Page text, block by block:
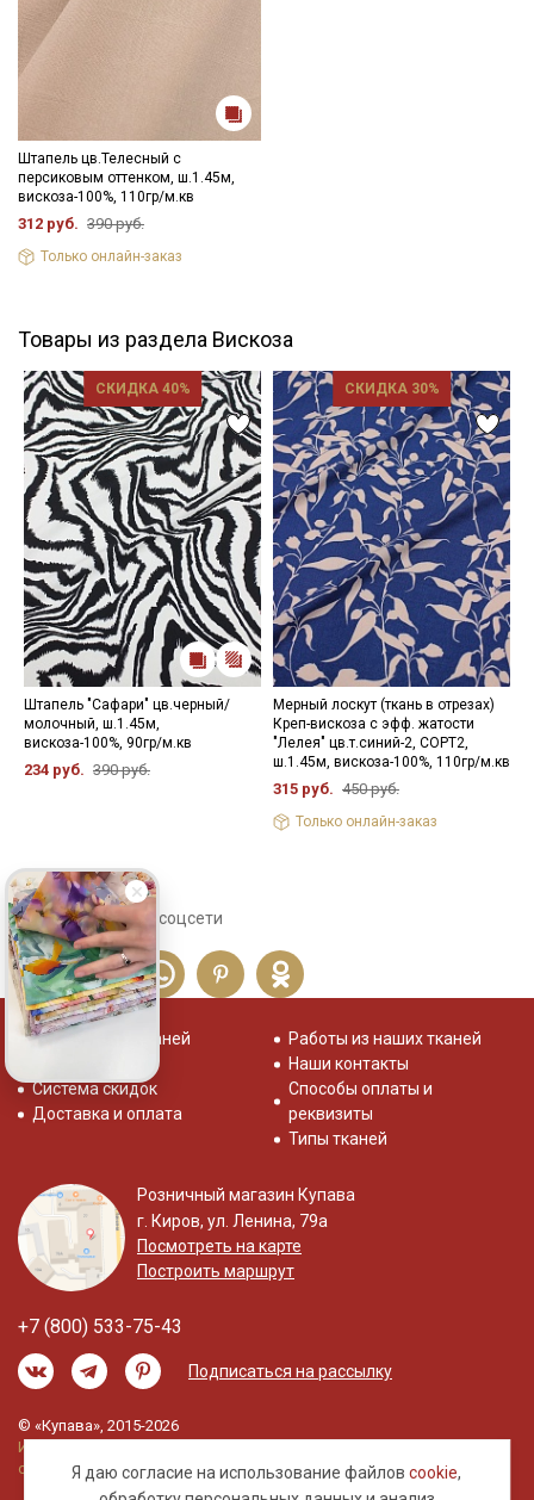
Штапель цв.Телесный с
персиковым оттенком, ш.1.45м,
вискоза-100%, 110гр/м.кв
312 руб. 390 руб.
Только онлайн-заказ
Товары из раздела Вискоза
СКИДКА 40%
Штапель "Сафари" цв.черный/
молочный, ш.1.45м,
вискоза-100%, 90гр/м.кв
234 руб. 390 руб.
СКИДКА 30%
Мерный лоскут (ткань в отрезах)
Креп-вискоза с эфф. жатости
"Лелея" цв.т.синий-2, СОРТ2,
ш.1.45м, вискоза-100%, 110гр/м.кв
315 руб. 450 руб.
Только онлайн-заказ
Сохраните себе в соцсети
Я даю согласие на использование файловcookie,
Распродажа тканей
Система скидок
Доставка и оплата
Работы из наших тканей
Наши контакты
Способы оплаты и
реквизиты
Типы тканей
Розничный магазин Купава
г. Киров, ул. Ленина, 79а
Посмотреть на карте
Построить маршрут
+7 (800) 533-75-43
Подписаться на рассылку
© «Купава», 2015-2026
Информация на сайте не является публичной
офертой.